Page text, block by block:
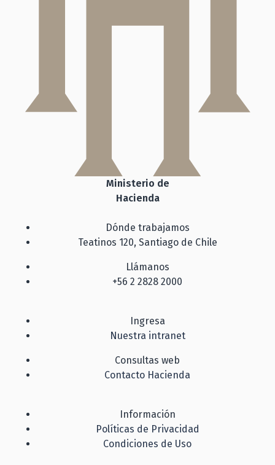
Ministerio de
Hacienda
Dónde trabajamos
Teatinos 120, Santiago de Chile
Llámanos
+56 2 2828 2000
Ingresa
Nuestra intranet
Consultas web
Contacto Hacienda
Información
Políticas de Privacidad
Condiciones de Uso